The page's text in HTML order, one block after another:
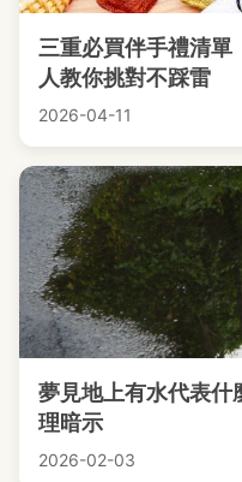
三重必買伴手禮清
人教你挑對不踩雷
2026-04-11
夢見地上有水代表什
理暗示
2026-02-03